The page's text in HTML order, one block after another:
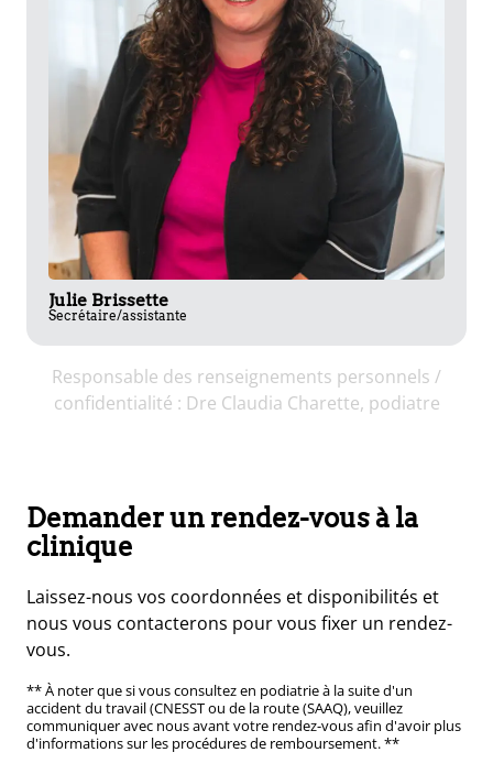
Julie Brissette
Secrétaire/assistante
Responsable des renseignements personnels /
confidentialité : Dre Claudia Charette, podiatre
Demander un rendez-vous à la
clinique
Laissez-nous vos coordonnées et disponibilités et
nous vous contacterons pour vous fixer un rendez-
vous.
** À noter que si vous consultez en podiatrie à la suite d'un
accident du travail (CNESST ou de la route (SAAQ), veuillez
communiquer avec nous avant votre rendez-vous afin d'avoir plus
d'informations sur les procédures de remboursement. **